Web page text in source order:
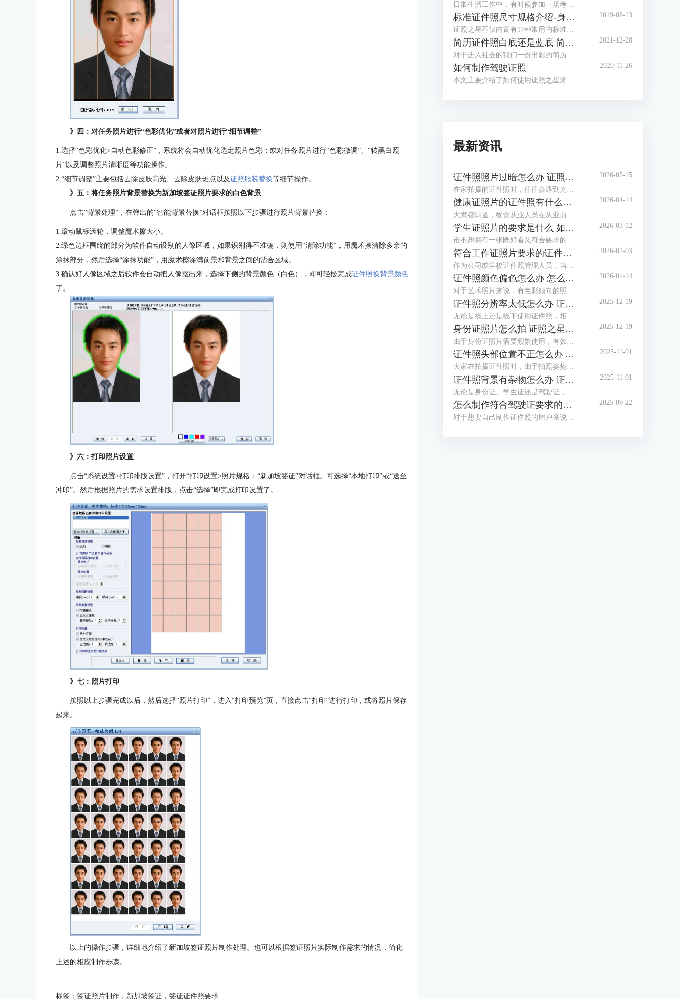
》四：对任务照片进行“色彩优化”或者对照片进行“细节调整”
1.选择“色彩优化>自动色彩修正”，系统将会自动优化选定照片色彩；或对任务照片进行“色彩微调”、“转黑白照
片”以及调整照片清晰度等功能操作。
2.“细节调整”主要包括去除皮肤高光、去除皮肤斑点以及证照服装替换等细节操作。
》五：将任务照片背景替换为新加坡签证照片要求的白色背景
点击“背景处理”，在弹出的“智能背景替换”对话框按照以下步骤进行照片背景替换：
1.滚动鼠标滚轮，调整魔术擦大小。
2.绿色边框围绕的部分为软件自动设别的人像区域，如果识别得不准确，则使用“清除功能”，用魔术擦清除多余的
涂抹部分，然后选择“涂抹功能”，用魔术擦涂满前景和背景之间的沾合区域。
3.确认好人像区域之后软件会自动把人像抠出来，选择下侧的背景颜色（白色），即可轻松完成证件照换背景颜色
了。
》六：打印照片设置
点击“系统设置>打印排版设置”，打开“打印设置>照片规格：“新加坡签证”对话框。可选择“本地打印”或“送至
冲印”。然后根据照片的需求设置排版，点击“选择”即完成打印设置了。
》七：照片打印
按照以上步骤完成以后，然后选择“照片打印”，进入“打印预览”页，直接点击“打印”进行打印，或将照片保存
起来。
以上的操作步骤，详细地介绍了新加坡签证照片制作处理。也可以根据签证照片实际制作需求的情况，简化
上述的相应制作步骤。
标签： 签证照片制作 ， 新加坡签证 ， 签证证件照要求
日常生活工作中，有时候参加一场考试或者办理一个证件都需要本人的免冠照片，那么，免冠照片是什么意思，免冠照片是什么底，这些你知道吗？今天小编就和大家分享一下。
标准证件照尺寸规格介绍-身份证，护照，美国签证
证照之星不仅内置有17种常用的标准证件照规格模板，还可以自定义设置任意标准证件照尺寸规格，能够支持所有的标准证件照尺寸规格的制作处理。
2019-08-13
简历证件照白底还是蓝底 简历证件照尺寸一般多大
对于进入社会的我们一份出彩的简历是我们找一份满意的工作的前提，在简历中除了让HR关注的个人履历介绍外，就属简历证件照更能体现一个人的精神面貌，那么，我们在制作简历时，简历证件照是放白底还是蓝底呢？简历证件照尺寸一般多大呢？
2021-12-28
如何制作驾驶证照
本文主要介绍了如何使用证照之星来制作驾驶证照片，详细介绍了从照片导入、照片修改到最后打印出标准驾驶证照的步骤。
2020-11-26
最新资讯
证件照照片过暗怎么办 证照之星软件如何调整照片亮度
在家拍摄的证件照时，往往会遇到光线不足、光线不均匀等情况，拍摄出的证件照照片会偏暗，面部也不够清晰，甚至出现黑脸照，这类照片是不能作为证件照投入使用的。这个时候该怎么调整照片，让证件照画面更明亮通透呢？这篇文章就告诉大家证件照照片过暗怎么办，证照之星软件如何调整照片亮度。
2026-05-15
健康证照片的证件照有什么要求 证照之星软件如何制作满足健康证标准的照片
大家都知道，餐饮从业人员在从业前都必须办理一张健康证。在办理健康证时，如果不想让办证处在现场拍摄照片，可以自行提供标准的健康证照片，那么普通人如何制作满足健康证要求的照片呢？下面就向大家介绍健康证照片的证件照有什么要求，证照之星软件如何制作满足健康证标准的照片。
2026-04-14
学生证照片的要求是什么 如何用证照之星软件调整照片比例以满足学校要求
谁不想拥有一张既好看又符合要求的学生证照片呢？到了开学季，学校又开始催收证件照了。如果对照相馆拍摄的证件照不满意，还可以自己在家制作证件照，只需了解学生证件照要求后，下载专业的证件照制作软件制作，还省了去照相馆的费用。这篇文章就告诉大家学生证照片的要求是什么，如何用证照之星软件调整照片比例以满足学校要求。
2026-03-12
符合工作证照片要求的证件照怎么做 证照之星软件如何批量生成工作证照片
作为公司或学校证件照管理人员，当有海量电子证件照需要制作与整理时，还在一张一张地用PS修图吗？证件照需要一张张拍，拍摄好后却不必一张张处理，浪费时间不说，还给自己增加了许多的工作量，使用专业软件批量生成证件照就方便多了。这篇文章就告诉大家符合工作证照片要求的证件照怎么做，证照之星软件如何批量生成工作证照片。
2026-02-03
证件照颜色偏色怎么办 怎么用证照之星软件校正照片色彩
对于艺术照片来说，有色彩倾向的照片别具风格，但对于证件照来说，色彩冷暖明显或照片发灰发暗，是无法满足标准证件照要求并投入使用的，需要给照片进行色彩校正。这篇文章就告诉大家证件照颜色偏色怎么办，怎么用证照之星软件校正照片色彩。
2026-01-14
证件照分辨率太低怎么办 证照之星软件怎么提高照片的分辨率
无论是线上还是线下使用证件照，相应的系统和平台对证件照的清晰度都有要求，分辨率低、照片模糊，这些都会影响证件照的审核通过率，若不想重拍，可借助专业软件提升分辨率。这篇文章就告诉大家证件照分辨率太低怎么办，证照之星软件怎么提高照片的分辨率。
2025-12-19
身份证照片怎么拍 证照之星软件如何制作身份证照片
由于身份证照片需要频繁使用，有效期也较长，大家都想拍摄一张好看的身份证照，但办证处拍摄的身份证照却总不尽如人意，那么怎么拍摄让自己满意的身份证照呢？这篇文章就告诉大家身份证照片怎么拍，证照之星软件如何制作身份证照片。
2025-12-19
证件照头部位置不正怎么办 证照之星怎么校正照片头部位置
大家在拍摄证件照时，由于拍照姿势调整不到位，总是有轻微的歪头和斜肩现象，影响证件照美观，后期处理也比较困难。那么当证件照头部位置不正时，该怎么正确调整呢？这篇文章就告诉大家证件照头部位置不正怎么办，证照之星怎么校正照片头部位置。
2025-11-01
证件照背景有杂物怎么办 证照之星软件如何智能去除背景杂物
无论是身份证、学生证还是驾驶证，都需要一张符合证件场景使用要求的证件照，制作标准证件照，离不开干净清晰的背景，当在家拍的证件照背景有太多杂物，达不到要求时，需要借助软件进行修改。这篇文章就告诉大家证件照背景有杂物怎么办，证照之星软件如何智能去除背景杂物。
2025-11-01
怎么制作符合驾驶证要求的照片 证照之星软件如何自动裁剪照片至驾驶证尺寸
对于想要自己制作证件照的用户来说，难点不在于技术，而在于拥有合适的工具，有了好的证件照拍摄工具与专业又简便的证件照制作软件，小白也能轻松制作证件照。这篇文章就告诉大家怎么制作符合驾驶证要求的照片，证照之星软件如何自动裁剪照片至驾驶证尺寸。
2025-09-22